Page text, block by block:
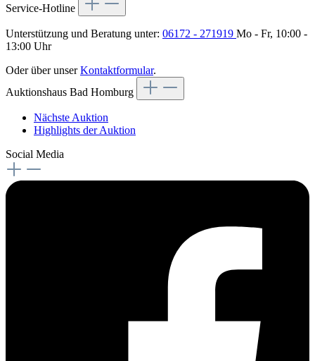
Service-Hotline
Unterstützung und Beratung unter: 06172 - 271919 Mo - Fr, 10:00 -
13:00 Uhr
Oder über unserKontaktformular.
Auktionshaus Bad Homburg
Nächste Auktion
Highlights der Auktion
Social Media